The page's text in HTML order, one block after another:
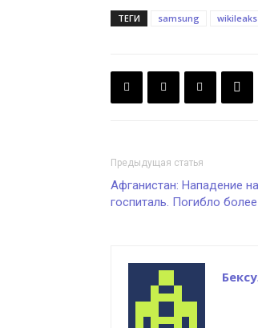
ТЕГИ samsung wikileaks
Предыдущая статья
Афганистан: Нападение
госпиталь. Погибло